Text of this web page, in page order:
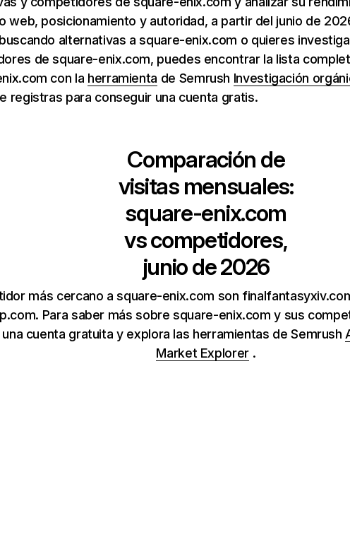
web, posicionamiento y autoridad, a partir del junio de
alternativas a square-enix.com o quieres
de square-enix.com, puedes encontrar la lista
con la herramienta de Semrush Investigación
registras para conseguir una cuenta gratis.
Comparación de
visitas mensuales:
square-enix.com
vs competidores,
junio de 2026
más cercano a square-enix.com son
Para saber más sobre square-enix.com y sus
cuenta gratuita y explora las herramientas de Semrush
Market Explorer.